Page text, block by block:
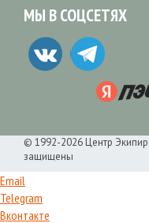
МЫ В СОЦСЕТЯХ
© 1992-2026 Центр
защищены
Email
Telegram
Вконтакте